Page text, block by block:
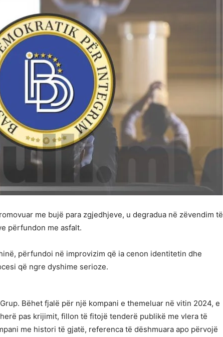
me bujë para zgjedhjeve, u degradua në zëvendim të
përfundon me asfalt.
përfundoi në improvizim që ia cenon identitetin dhe
që ngre dyshime serioze.
Bëhet fjalë për një kompani e themeluar në vitin 2024, e
pas krijimit, fillon të fitojë tenderë publikë me vlera të
me histori të gjatë, referenca të dëshmuara apo përvojë